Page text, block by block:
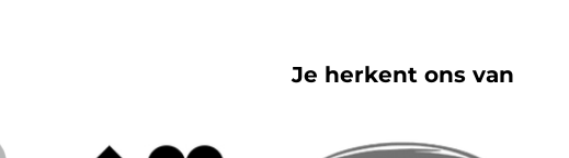
Je herkent ons van